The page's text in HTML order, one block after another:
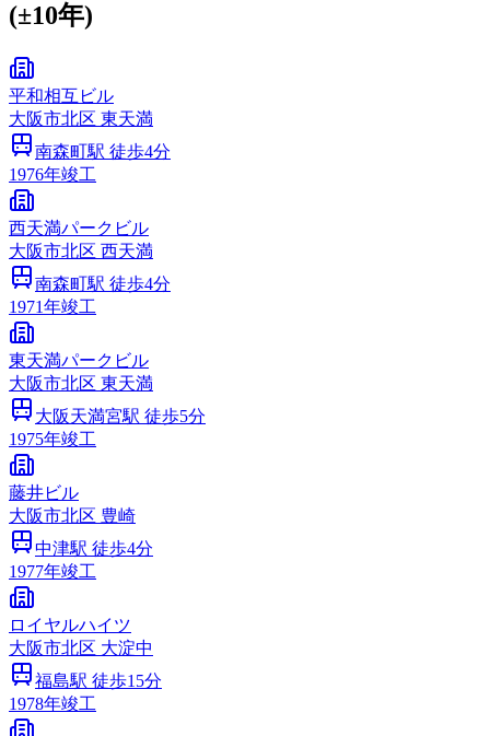
(±10年)
平和相互ビル
大阪市北区 東天満
南森町駅 徒歩4分
1976年竣工
西天満パークビル
大阪市北区 西天満
南森町駅 徒歩4分
1971年竣工
東天満パークビル
大阪市北区 東天満
大阪天満宮駅 徒歩5分
1975年竣工
藤井ビル
大阪市北区 豊崎
中津駅 徒歩4分
1977年竣工
ロイヤルハイツ
大阪市北区 大淀中
福島駅 徒歩15分
1978年竣工